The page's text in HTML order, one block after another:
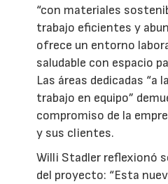
“con materiales
trabajo eficientes y
ofrece un entorno
saludable con espacio
Las áreas dedicadas “a
trabajo en equipo”
compromiso de la
y sus clientes.
Willi Stadler reflexionó
del proyecto: “Esta